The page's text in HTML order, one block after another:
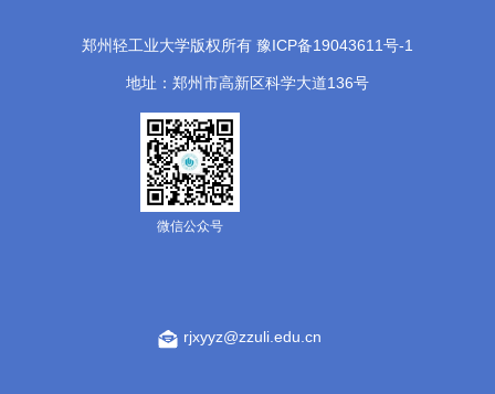
郑州轻工业大学版权所有 豫ICP备19043611号-1
地址：郑州市高新区科学大道136号
微信公众号
rjxyyz@zzuli.edu.cn